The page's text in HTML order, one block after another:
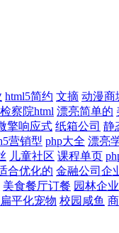
html5简约 文摘 动漫商
检察院html 漂亮简单的
擎响应式 纸箱公司 静
营销型 php大全 漂亮
儿童社区 课程单页
合优化的 金融公司企
美食餐厅订餐 园林企业
扁平化宠物 校园咸鱼